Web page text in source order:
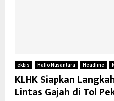
ekbis Hallo Nusantara Headline
KLHK Siapkan
Lintas Gajah di Tol